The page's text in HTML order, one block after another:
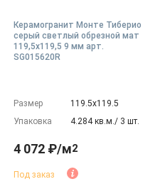
Керамогранит Монте Тиберио
серый светлый обрезной мат
119,5x119,5 9 мм арт.
SG015620R
Размер
119.5х119.5
Упаковка
4.284 кв.м./ 3 шт.
4 072 ₽/м2
Под заказ